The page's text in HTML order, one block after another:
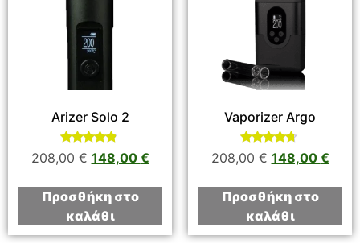
Arizer Solo 2
Βαθμολογήθηκε
με
208,00€ 148,00 €
Προσθήκη στο
καλάθι
Vaporizer Argo
Βαθμολογήθηκε
με
208,00€ 148,00 €
Προσθήκη στο
καλάθι